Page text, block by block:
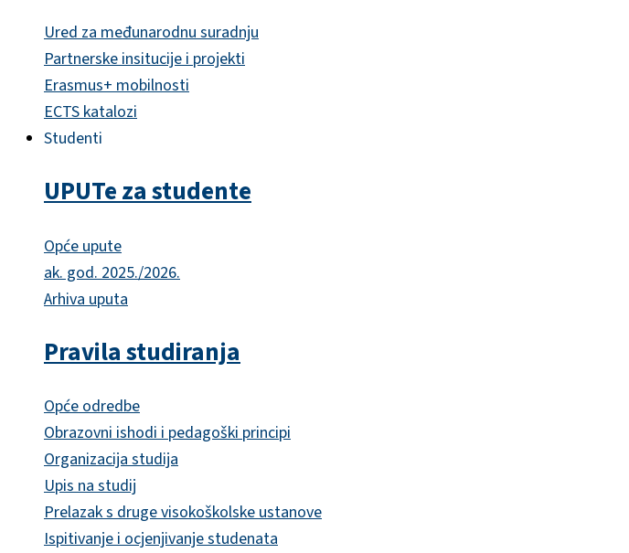
Ured za međunarodnu suradnju
Partnerske insitucije i projekti
Erasmus+ mobilnosti
ECTS katalozi
Studenti
UPUTe za studente
Opće upute
ak. god. 2025./2026.
Arhiva uputa
Pravila studiranja
Opće odredbe
Obrazovni ishodi i pedagoški principi
Organizacija studija
Upis na studij
Prelazak s druge visokoškolske ustanove
Ispitivanje i ocjenjivanje studenata